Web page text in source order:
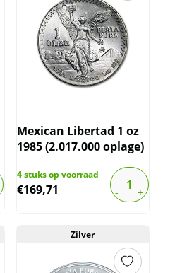
Mexican Libertad 1 oz
1985 (2.017.000 oplage)
4stuks op voorraad
€169,71
Zilver